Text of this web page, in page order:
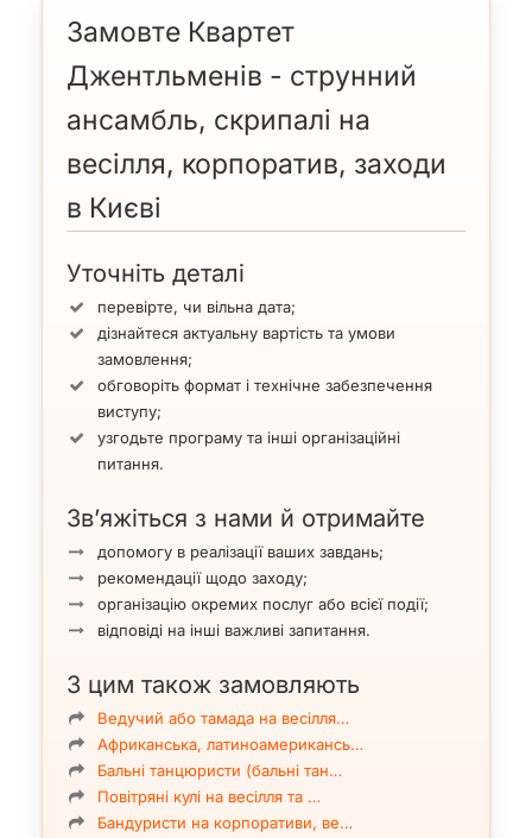
Замовте Квартет
Джентльменів - струнний
ансамбль, скрипалі на
весілля, корпоратив, заходи
в Києві
Уточніть деталі
перевірте, чи вільна дата;
дізнайтеся актуальну вартість та умови
замовлення;
обговоріть формат і технічне забезпечення
виступу;
узгодьте програму та інші організаційні
питання.
Зв’яжіться з нами й отримайте
допомогу в реалізації ваших завдань;
рекомендації щодо заходу;
організацію окремих послуг або всієї події;
відповіді на інші важливі запитання.
З цим також замовляють
Ведучий або тамада на весілля…
Африканська, латиноамерикансь…
Бальні танцюристи (бальні тан…
Повітряні кулі на весілля та …
Бандуристи на корпоративи, ве…